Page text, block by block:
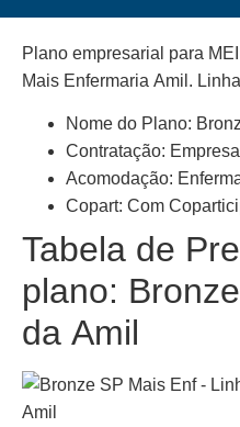
Plano empresarial para
Mais Enfermaria Amil.
Nome do Plano:
Contratação:
Acomodação:
Copart: Com
Tabela de
plano:
da Amil